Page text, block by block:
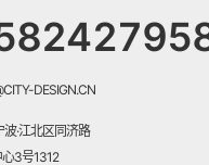
DESIGN.CN
波·江北区同济路
3号1312